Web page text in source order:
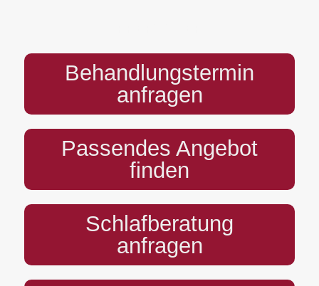
Behandlungstermin
anfragen
Passendes Angebot
finden
Schlafberatung
anfragen